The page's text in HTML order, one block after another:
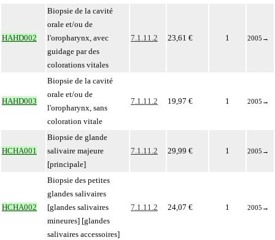
HAHD002
Biopsie de la cavité
orale et/ou de
l'oropharynx, avec
guidage par des
colorations vitales
7.1.11.2 23,61 € 1 2005 →
HAHD003
Biopsie de la cavité
orale et/ou de
l'oropharynx, sans
coloration vitale
7.1.11.2 19,97 € 1 2005 →
HCHA001
Biopsie de glande
salivaire majeure
[principale]
7.1.11.2 29,99 € 1 2005 →
HCHA002
Biopsie des petites
glandes salivaires
[glandes salivaires
mineures] [glandes
salivaires accessoires]
7.1.11.2 24,07 € 1 2005 →